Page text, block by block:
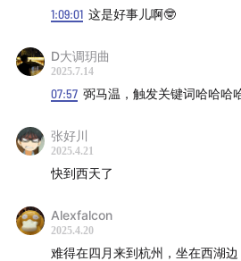
1:09:01 这是好事儿啊🤓
D大调玥曲
2025.7.14
07:57 弼马温，触发关键词哈哈哈
张好川
2025.4.21
快到西天了
Alexfalcon
2025.4.20
难得在四月来到杭州，坐在西湖